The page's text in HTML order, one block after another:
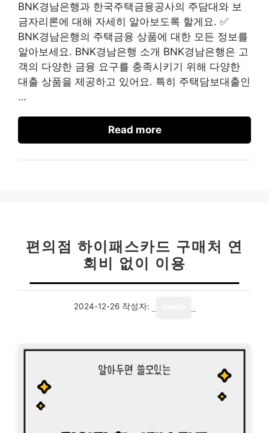
BNK경남은행과 한국주택금융공사의 주담대와 보
금자리론에 대해 자세히 알아보도록 할게요. ✅
BNK경남은행의 주택금융 상품에 대한 모든 정보를
알아보세요. BNK경남은행 소개 BNK경남은행은 고
객의 다양한 금융 요구를 충족시키기 위해 다양한
대출 상품을 제공하고 있어요. 특히 주택담보대출인
…
Read more
편의점 하이패스카드 구매처 연
회비 없이 이용
2024-12-26 작성자: